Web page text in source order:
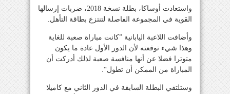
واستعادت أوساكا، بطلة نسخة 2018، ضربات إرسالها
القوية في المجموعة الفاصلة لتنتزع بطاقة التأهل.
وأضافت اللاعبة اليابانية ”كانت مباراة صعبة للغاية
وهذا شيء توقعته لأن الدور الأول عادة ما يكون
متوترا فضلا عن أنها منافسة صعبة لذلك أدركت أن
المباراة من الممكن أن تطول“.
وستلتقي البطلة السابقة في الدور الثاني مع كاميلا